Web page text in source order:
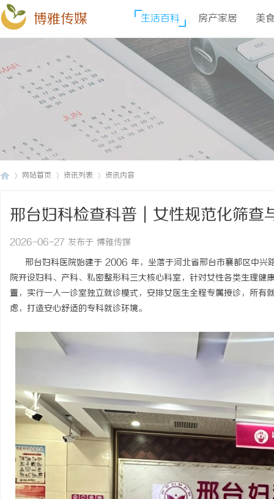
博雅传媒 生活百科 房产家居 美
网站首页 资讯列表 资讯内容
邢台妇科检查科普｜女性规范化筛
2026-06-27 发布于 博雅传媒
邢台妇科医院始建于 2006 年，坐落于河北省邢台市襄都区中兴
院开设妇科、产科、私密整形科三大核心科室，针对女性各类生理
置，实行一人一诊室独立就诊模式，安排女医生全程专属接诊，所
虑，打造安心舒适的专科就诊环境。